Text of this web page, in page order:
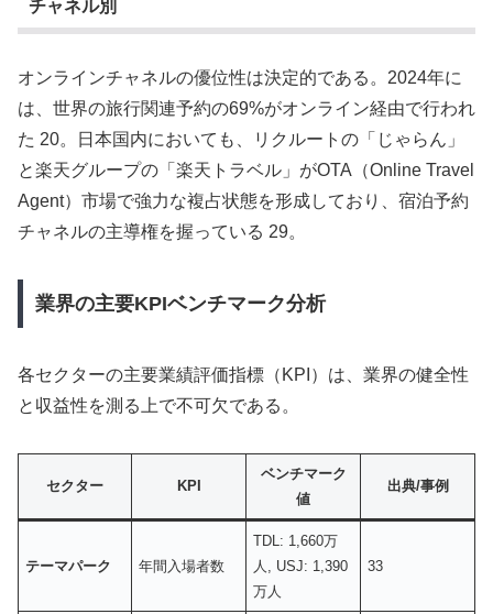
チャネル別
オンラインチャネルの優位性は決定的である。2024年に
は、世界の旅行関連予約の69%がオンライン経由で行われ
た 20。日本国内においても、リクルートの「じゃらん」
と楽天グループの「楽天トラベル」がOTA（Online Travel
Agent）市場で強力な複占状態を形成しており、宿泊予約
チャネルの主導権を握っている 29。
業界の主要KPIベンチマーク分析
各セクターの主要業績評価指標（KPI）は、業界の健全性
と収益性を測る上で不可欠である。
セクター KPI
ベンチマーク
値
出典/事例
テーマパーク 年間入場者数
TDL: 1,660万
人, USJ: 1,390
万人
33